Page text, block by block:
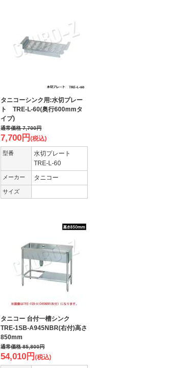
タニコーシンク用:水切プレー
ト TRE-L-60(奥行600mmタ
イプ)
通常価格7,700円
7,700円 (税込)
型番
水切プレート
TRE-L-60
メーカー タニコー
サイズ
タニコー 台付一槽シンク
TRE-1SB-A945NBR(右付)高さ
850mm
通常価格85,800円
54,010円 (税込)